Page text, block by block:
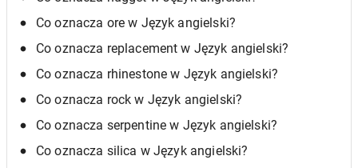
Co oznacza ore w Język angielski?
Co oznacza replacement w Język angielski?
Co oznacza rhinestone w Język angielski?
Co oznacza rock w Język angielski?
Co oznacza serpentine w Język angielski?
Co oznacza silica w Język angielski?